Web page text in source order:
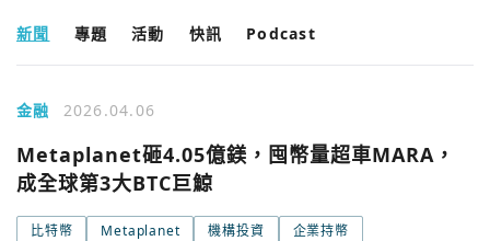
新聞 專題 活動 快訊 Podcast
金融 2026.04.06
Metaplanet砸4.05億鎂，囤幣量超車MARA，
成全球第3大BTC巨鯨
比特幣 Metaplanet 機構投資
企業持幣